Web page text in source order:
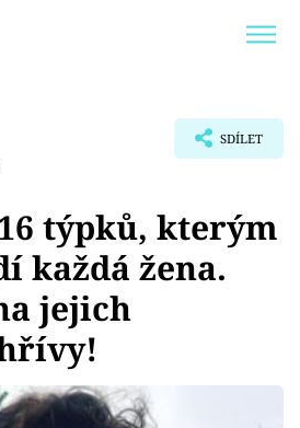
SDÍLET
týpků, kterým
každá žena.
jejich